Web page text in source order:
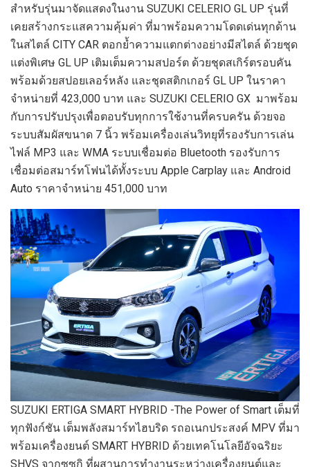
สำหรับรุ่นมาจัดแสดงในงาน SUZUKI CELERIO GL UP รุ่นที่
เคยสร้างกระแสความคุ้มค่า ที่มาพร้อมความโดดเด่นทุกด้าน
ในสไตล์ CITY CAR ตอกย้ำความแตกต่างอย่างมีสไตล์ ด้วยชุด
แต่งพิเศษ GL UP เติมเต็มความสปอร์ต ด้วยชุดสเกิร์ตรอบคัน
พร้อมด้วยสปอยเลอร์หลัง และชุดสติกเกอร์ GL UP ในราคา
จำหน่ายที่ 423,000 บาท และ SUZUKI CELERIO GX มาพร้อม
กับการปรับปรุงเพื่อตอบรับทุกการใช้งานที่ครบครัน ด้วยจอ
ระบบสัมผัสขนาด 7 นิ้ว พร้อมเครื่องเล่นวิทยุที่รองรับการเล่น
ไฟล์ MP3 และ WMA ระบบเชื่อมต่อ Bluetooth รองรับการ
เชื่อมต่อสมาร์ทโฟนได้ทั้งระบบ Apple Carplay และ Android
Auto ราคาจำหน่าย 451,000 บาท
SUZUKI ERTIGA SMART HYBRID -The Power of Smart เต็มที่
ทุกฟังก์ชัน เต็มพลังสมาร์ทไฮบริด รถอเนกประสงค์ MPV ที่มา
พร้อมเครื่องยนต์ SMART HYBRID ด้วยเทคโนโลยีอัจฉริยะ
SHVS จากซูซูกิ ที่ผสานการทำงานระหว่างเครื่องยนต์และ